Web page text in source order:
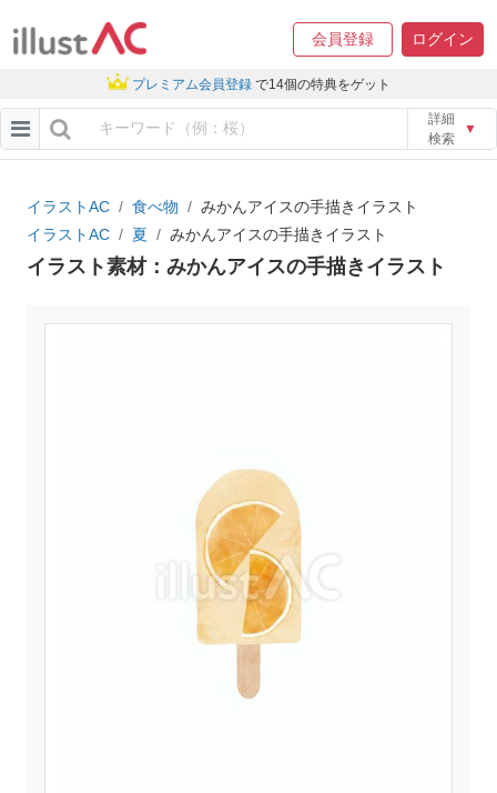
会員登録 ログイン
プレミアム会員登録 で14個の特典をゲット
詳細
検索
▼
イラストAC 食べ物
みかんアイスの手描きイラスト
イラストAC
夏 みかんアイスの手描きイラスト
イラスト素材：みかんアイスの手描きイラスト